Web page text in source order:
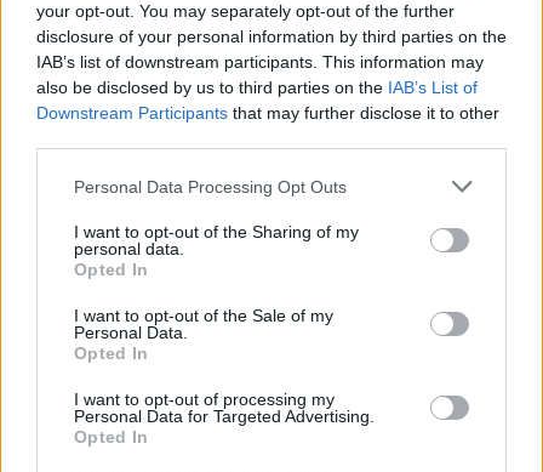
your opt-out. You may separately opt-out of the further
disclosure of your personal information by third parties on the
IAB’s list of downstream participants. This information may
also be disclosed by us to third parties on the IAB’s List of
Downstream Participants that may further disclose it to other
Personal Data Processing Opt Outs
I want to opt-out of the Sharing of my
personal data.
Opted In
I want to opt-out of the Sale of my
Personal Data.
Opted In
I want to opt-out of processing my
Personal Data for Targeted Advertising.
Opted In
Από Newsroom 20 Μαρτίου, 2024 ΜΑΡΚΟΠΟΥΛΟ
Το Δημοτικό Κινηματοθέατρο Μαρκοπούλου «Άρτεμις»
παρουσιάζει σε Α΄ προβολή τη μεταγλωττισμένη ταινία
κιν. σχεδίων KUNG FU PANDA 4, τη βραβευμένη με…
ΜΑΡΚΟΠΟΥΛΟ